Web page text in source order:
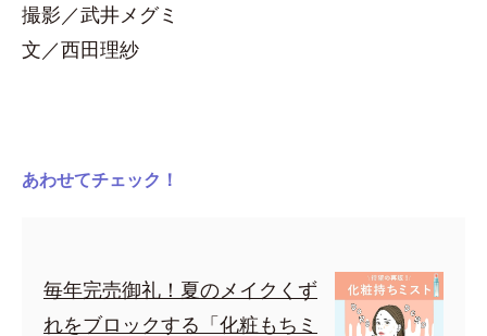
撮影／武井メグミ
文／西田理紗
あわせてチェック！
毎年完売御礼！夏のメイクくず
れをブロックする「化粧もちミ